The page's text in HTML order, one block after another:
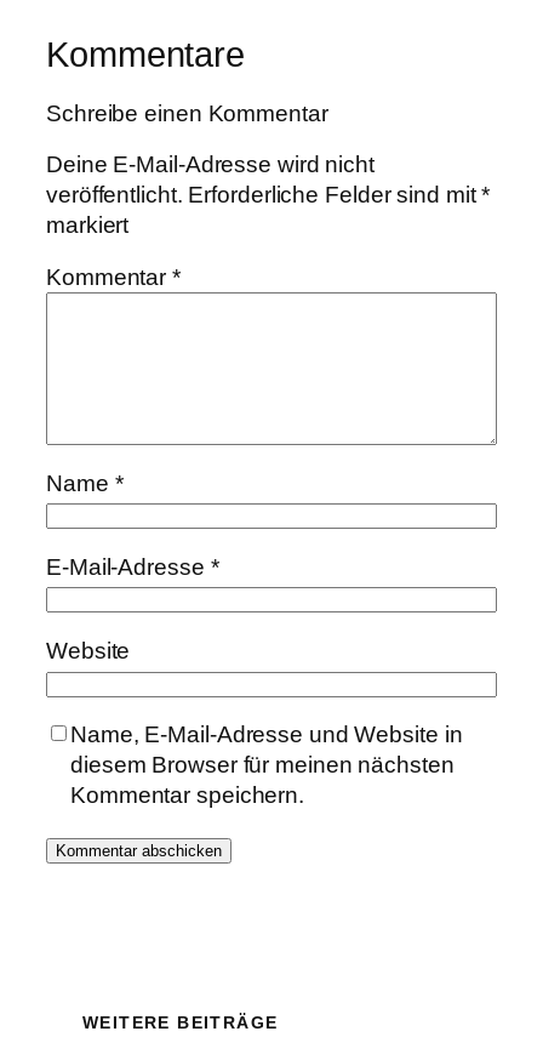
Kommentare
Schreibe einen Kommentar
Deine E-Mail-Adresse wird nicht
veröffentlicht. Erforderliche Felder sind mit*
markiert
Kommentar*
Name *
E-Mail-Adresse *
Website
Name, E-Mail-Adresse und Website in
diesem Browser für meinen nächsten
Kommentar speichern.
WEITERE BEITRÄGE